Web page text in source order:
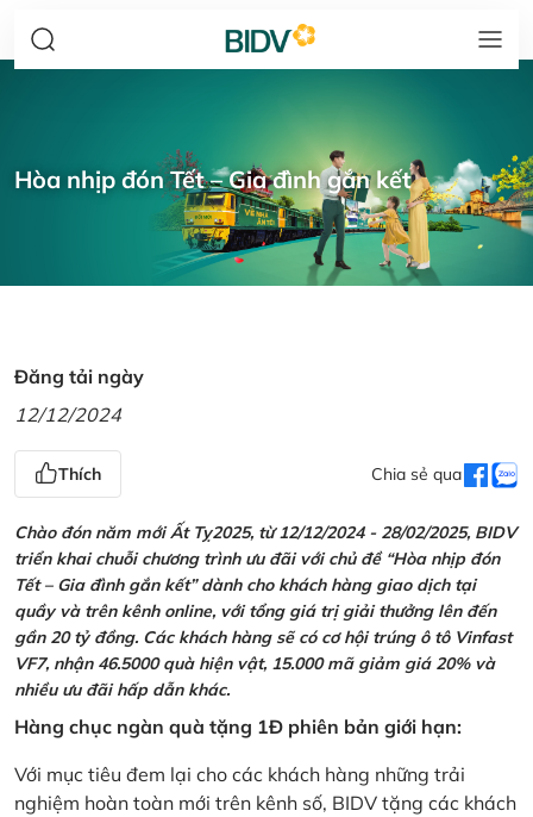
Hòa nhịp đón Tết – Gia đình gắn kết
Đăng tải ngày
12/12/2024
Thích Chia sẻ qua
Chào đón năm mới Ất Tỵ2025, từ 12/12/2024 - 28/02/2025, BIDV
triển khai chuỗi chương trình ưu đãi với chủ đề “Hòa nhịp đón
Tết – Gia đình gắn kết” dành cho khách hàng giao dịch tại
quầy và trên kênh online, với tổng giá trị giải thưởng lên đến
gần 20 tỷ đồng. Các khách hàng sẽ có cơ hội trúng ô tô Vinfast
VF7, nhận 46.5000 quà hiện vật, 15.000 mã giảm giá 20% và
nhiều ưu đãi hấp dẫn khác.
Hàng chục ngàn quà tặng 1Đ phiên bản giới hạn:
Với mục tiêu đem lại cho các khách hàng những trải
nghiệm hoàn toàn mới trên kênh số, BIDV tặng các khách